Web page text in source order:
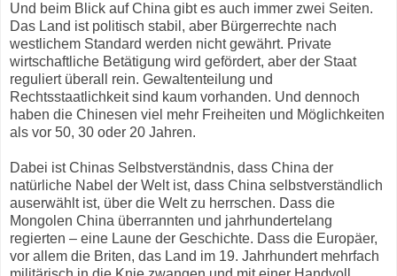
Und beim Blick auf China gibt es auch immer zwei Seiten.
Das Land ist politisch stabil, aber Bürgerrechte nach
westlichem Standard werden nicht gewährt. Private
wirtschaftliche Betätigung wird gefördert, aber der Staat
reguliert überall rein. Gewaltenteilung und
Rechtsstaatlichkeit sind kaum vorhanden. Und dennoch
haben die Chinesen viel mehr Freiheiten und Möglichkeiten
als vor 50, 30 oder 20 Jahren.
Dabei ist Chinas Selbstverständnis, dass China der
natürliche Nabel der Welt ist, dass China selbstverständlich
auserwählt ist, über die Welt zu herrschen. Dass die
Mongolen China überrannten und jahrhundertelang
regierten – eine Laune der Geschichte. Dass die Europäer,
vor allem die Briten, das Land im 19. Jahrhundert mehrfach